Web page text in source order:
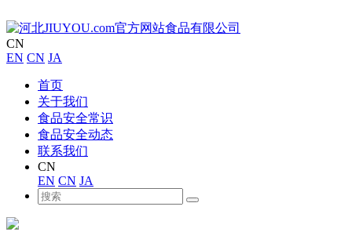
CN
EN CN JA
首页
关于我们
食品安全常识
食品安全动态
联系我们
CN
EN CN JA